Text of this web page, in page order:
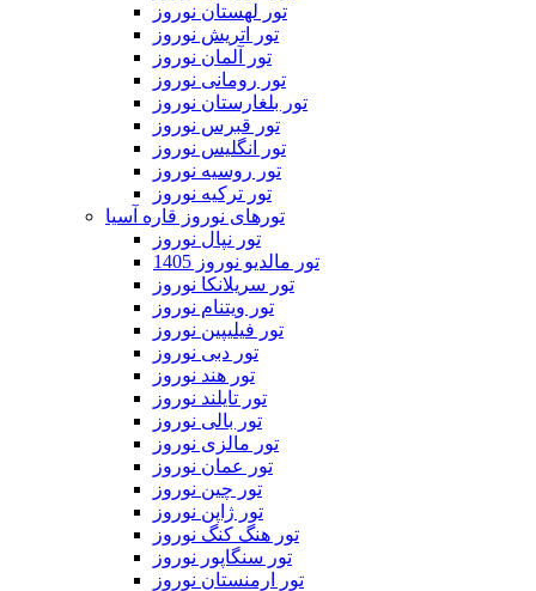
تور لهستان نوروز
تور اتریش نوروز
تور آلمان نوروز
تور رومانی نوروز
تور بلغارستان نوروز
تور قبرس نوروز
تور انگلیس نوروز
تور روسیه نوروز
تور ترکیه نوروز
تورهای نوروز قاره آسیا
تور نپال نوروز
تور مالدیو نوروز 1405
تور سریلانکا نوروز
تور ویتنام نوروز
تور فیلیپین نوروز
تور دبی نوروز
تور هند نوروز
تور تایلند نوروز
تور بالی نوروز
تور مالزی نوروز
تور عمان نوروز
تور چین نوروز
تور ژاپن نوروز
تور هنگ کنگ نوروز
تور سنگاپور نوروز
تور ارمنستان نوروز